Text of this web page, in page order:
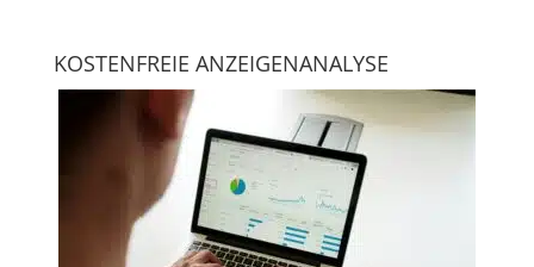
KOSTENFREIE ANZEIGENANALYSE